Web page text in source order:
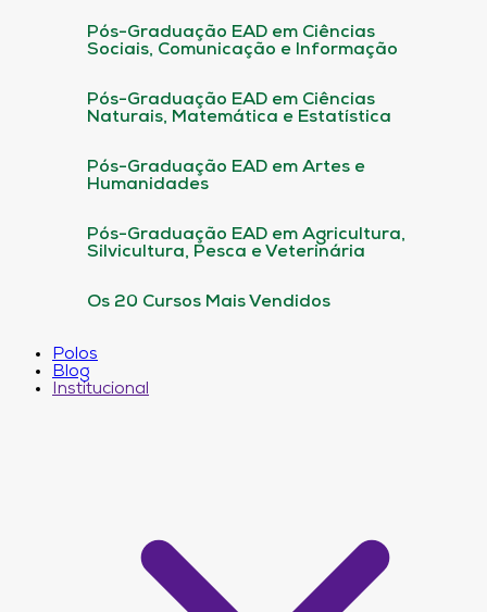
Pós-Graduação EAD em Ciências
Sociais, Comunicação e Informação
Pós-Graduação EAD em Ciências
Naturais, Matemática e Estatística
Pós-Graduação EAD em Artes e
Humanidades
Pós-Graduação EAD em Agricultura,
Silvicultura, Pesca e Veterinária
Os 20 Cursos Mais Vendidos
Polos
Blog
Institucional